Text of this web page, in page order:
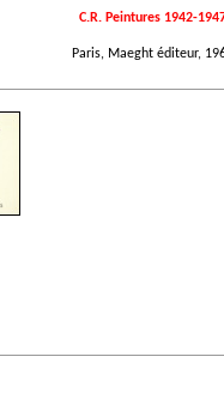
C.R. Peintures 1942-
Paris, Maeght éditeur,